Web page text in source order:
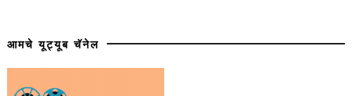
आमचे यूट्यूब चॅनेल